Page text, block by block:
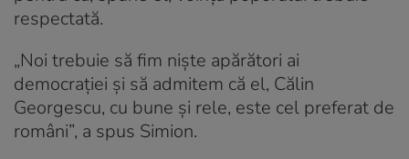
respectată.
„Noi trebuie să fim niște apărători ai
democrației și să admitem că el, Călin
Georgescu, cu bune și rele, este cel preferat de
români”, a spus Simion.